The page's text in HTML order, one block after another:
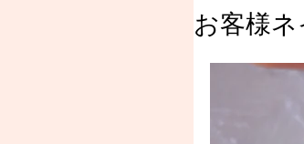
お客様